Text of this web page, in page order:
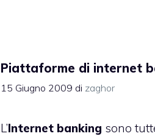
Piattaforme di internet
15 Giugno 2009 di zaghor
L’Internet banking sono